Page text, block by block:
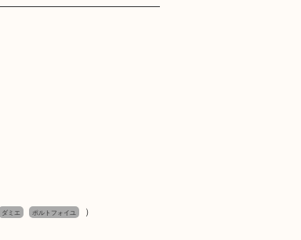
ダミエ ポルトフォイユ
）